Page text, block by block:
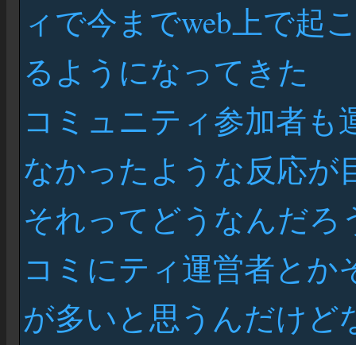
ィで今までweb上で起
るようになってきた
コミュニティ参加者も
なかったような反応が
それってどうなんだろ
コミにティ運営者と
が多いと思うんだけど